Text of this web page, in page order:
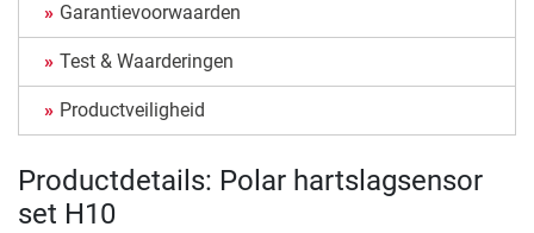
Garantievoorwaarden
Test & Waarderingen
Productveiligheid
Productdetails: Polar hartslagsensor
set H10